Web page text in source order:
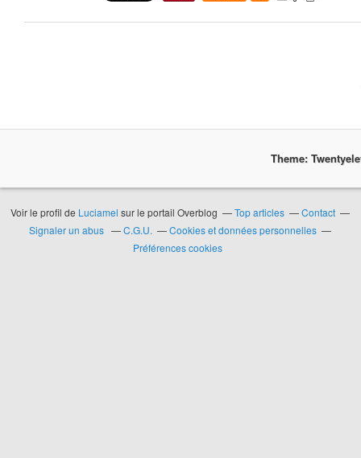
Theme:
Voir le profil de Luciamel sur le portail Overblog Top articles
Contact
Signaler un abus
C.G.U.
Cookies et données personnelles
Préférences cookies